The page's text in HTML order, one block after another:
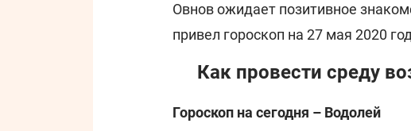
Овнов ожидает позитивное
привел гороскоп на 27 мая 2020
Как провести среду
Гороскоп на сегодня – Водолей